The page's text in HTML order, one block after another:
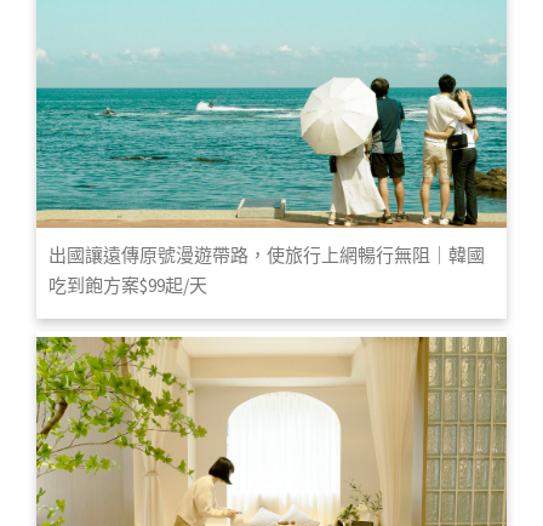
出國讓遠傳原號漫遊帶路，使旅行上網暢行無阻｜韓國
吃到飽方案$99起/天